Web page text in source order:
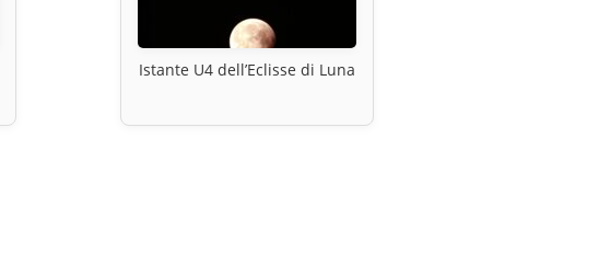
Istante U4 dell’Eclisse di Luna